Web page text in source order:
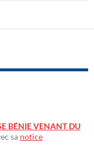
BÉNIE VENANT DU
sa notice